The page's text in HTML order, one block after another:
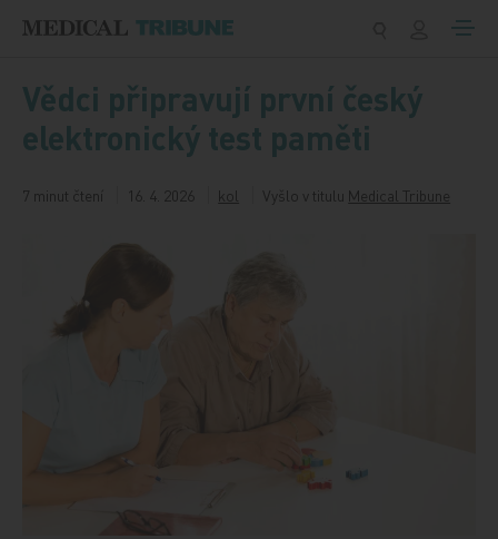
Vědci připravují první český
elektronický test paměti
7 minut čtení 16. 4. 2026 kol Vyšlo v titulu Medical Tribune